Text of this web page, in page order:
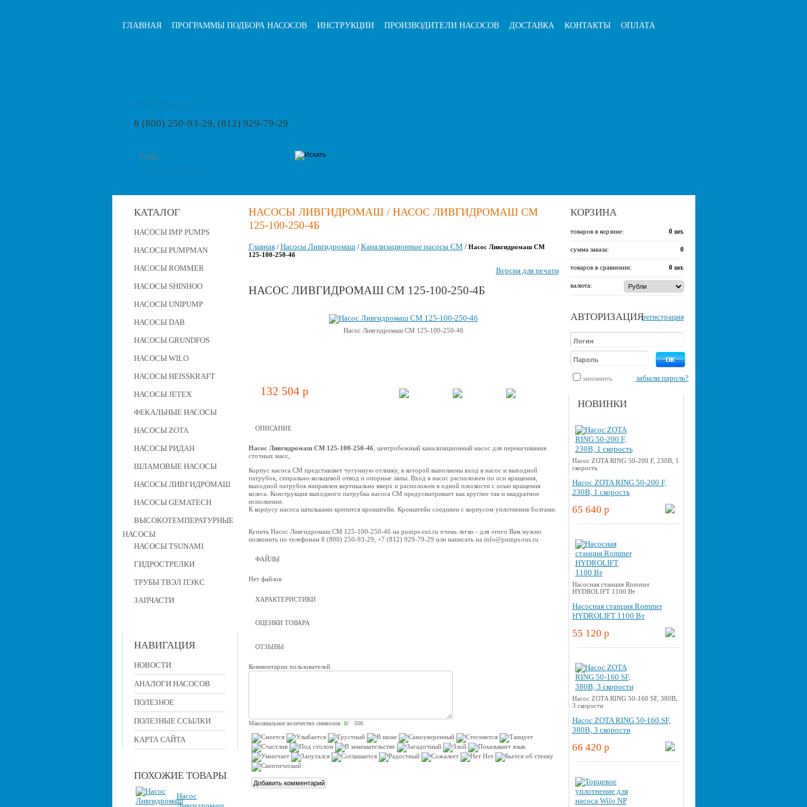
ГЛАВНАЯ ПРОГРАММЫ ПОДБОРА НАСОСОВ ИНСТРУКЦИИ ПРОИЗВОДИТЕЛИ НАСОСОВ ДОСТАВКА КОНТАКТЫ ОПЛАТА
8 (800) 250-93-29, (812) 929-79-29
КАТАЛОГ
НАСОСЫ IMP PUMPS
НАСОСЫ PUMPMAN
НАСОСЫ ROMMER
НАСОСЫ SHINHOO
НАСОСЫ UNIPUMP
НАСОСЫ DAB
НАСОСЫ GRUNDFOS
НАСОСЫ WILO
НАСОСЫ HEISSKRAFT
НАСОСЫ JETEX
ФЕКАЛЬНЫЕ НАСОСЫ
НАСОСЫ ZOTA
НАСОСЫ РИДАН
ШЛАМОВЫЕ НАСОСЫ
НАСОСЫ ЛИВГИДРОМАШ
НАСОСЫ GEMATECH
ВЫСОКОТЕМПЕРАТУРНЫЕ
НАСОСЫ
НАСОСЫ TSUNAMI
ГИДРОСТРЕЛКИ
ТРУБЫ ТВЭЛ ПЭКС
ЗАПЧАСТИ
НАВИГАЦИЯ
НОВОСТИ
АНАЛОГИ НАСОСОВ
ПОЛЕЗНОЕ
ПОЛЕЗНЫЕ ССЫЛКИ
КАРТА САЙТА
ПОХОЖИЕ ТОВАРЫ
Насос
КОРЗИНА
товаров в корзине: 0 шт.
сумма заказа: 0
товаров в сравнении: 0 шт.
валюта:
АВТОРИЗАЦИЯрегистрация
запомнить забыли пароль?
НОВИНКИ
Насос ZOTA RING 50-200 F, 230В, 1
скорость
Насос ZOTA RING 50-200 F,
230В, 1 скорость
65 640 p
Насосная станция Rommer
HYDROLIFT 1100 Вт
Насосная станция Rommer
HYDROLIFT 1100 Вт
55 120 p
Насос ZOTA RING 50-160 SF, 380В,
3 скорости
Насос ZOTA RING 50-160 SF,
380В, 3 скорости
66 420 p
НАСОСЫ ЛИВГИДРОМАШ / НАСОС ЛИВГИДРОМАШ СМ
125-100-250-4Б
Главная/ Насосы Ливгидромаш/ Канализационные насосы СМ / Насос Ливгидромаш СМ
125-100-250-4б
Версия для печати
НАСОС ЛИВГИДРОМАШ СМ 125-100-250-4Б
Насос Ливгидромаш СМ 125-100-250-4б
132 504 p
ОПИСАНИЕ
Насос Ливгидромаш СМ 125-100-250-4б , центробежный канализационный насос для перекачивания
сточных масс,
Корпус насоса СМ представляет чугунную отливку, в которой выполнены вход в насос и выходной
патрубок, спирально-кольцевой отвод и опорные лапы. Вход в насос расположен по оси вращения,
выходной патрубок направлен вертикально вверх и расположен в одной плоскости с осью вращения
колеса. Конструкция выходного патрубка насоса СМ предусматривает как круглое так и квадратное
исполнение.
К корпусу насоса шпильками крепится кронштейн. Кронштейн соединен с корпусом уплотнения болтами.
Купить Насос Ливгидромаш СМ 125-100-250-4б на pumps-rus.ru очень легко - для этого Вам нужно
позвонить по телефонам 8 (800) 250-93-29, +7 (812) 929-79-29 или написать на info@pumps-rus.ru
ФАЙЛЫ
Нет файлов
ХАРАКТЕРИСТИКИ
ОЦЕНКИ ТОВАРА
ОТЗЫВЫ
Комментарии пользователей
Максимальное количество символов: 0/ 500